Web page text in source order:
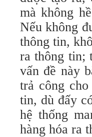
mà không
Nếu không
thông tin,
ra thông tin;
vấn đề này
trả công
tin, dù đấy
hệ thống
hàng hóa ra